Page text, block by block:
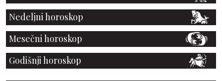
Nedeljni horoskop
Mesečni horoskop
Godišnji horoskop